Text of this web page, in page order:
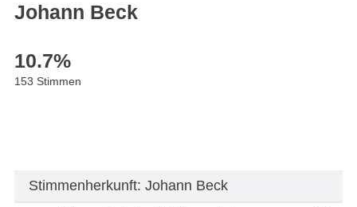
Johann Beck
10.7%
153 Stimmen
Stimmenherkunft: Johann Beck